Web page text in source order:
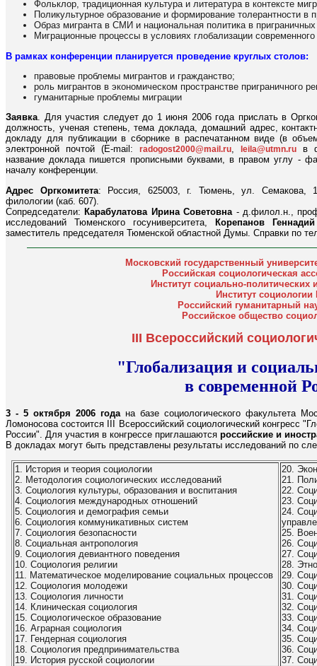
Фольклор, традиционная культура и литература в контексте
Поликультурное образование и формирование толерантности в
Образ мигранта в СМИ и национальная политика в приграничных
Миграционные процессы в условиях глобализации
В рамках конференции планируется проведение круглых столов:
правовые проблемы мигрантов и гражданство;
роль мигрантов в экономическом пространстве приграничного
гуманитарные проблемы миграции
Заявка. Для участия следует до 1 июня 2006 года прислать в
должность, ученая степень, тема доклада, домашний адрес,
докладу для публикации в сборнике в распечатанном виде (в
электронной почтой (E-mail: radogost2000@mail.ru, leila@utmn.ru в
название доклада пишется прописными буквами, в правом углу -
началу конференции.
Адрес Оргкомитета: Россия, 625003, г. Тюмень, ул. Семакова,
филологии (каб. 607).
Сопредседатели:Карабулатова Ирина Советовна - д.филол.н.,
исследований Тюменского госуниверситета,Корепанов
заместитель председателя Тюменской областной Думы. Справки по
Московский государственный
Российская социологическая
Институт социально-политических
Институт социологии
Российский гуманитарный
Российское общество
III Всероссийский
"Глобализация и
в современной
3 - 5 октября 2006 годана базе социологического факультета
Ломоносова состоится III Всероссийский социологический конгресс
России". Для участия в конгрессе приглашаются российские и
В докладах могут быть представлены результаты исследований по
1. История и теория социологии
2. Методология социологических исследований
3. Социология культуры, образования и воспитания
4. Социология международных отношений
5. Социология и демография семьи
6. Социология коммуникативных систем
7. Социология безопасности
8. Социальная антропология
9. Социология девиантного поведения
10. Социология религии
11. Математическое моделирование социальных процессов
12. Социология молодежи
13. Социология личности
14. Клиническая социология
15. Социологическое образование
16. Аграрная социология
17. Гендерная социология
18. Социология предпринимательства
19. История русской социологии
20.
21.
22.
23.
24.
25.
26.
27.
28.
29.
30.
31.
32.
33.
34.
35.
36.
37.